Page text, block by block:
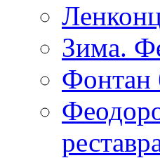
Зима.
Фонтан